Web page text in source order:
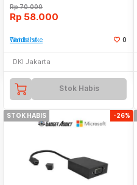
Rp70.000
Rp 58.000
Tambah ke Watchlist 0
DKI Jakarta
Stok Habis
STOK HABIS -26%